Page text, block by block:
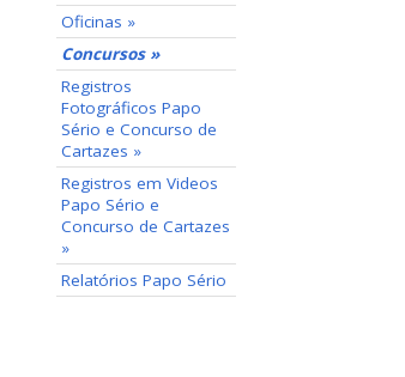
Oficinas »
Concursos »
Registros
Fotográficos Papo
Sério e Concurso de
Cartazes »
Registros em Videos
Papo Sério e
Concurso de Cartazes
»
Relatórios Papo Sério